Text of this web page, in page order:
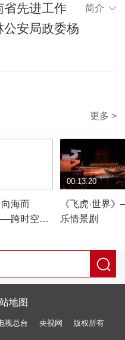
先进工作
安局政委杨
简介
更多 >
向海而
跨时空情
《飞虎·世界
乐情景剧
00:13:20
地图
视总台 央视网 版权所有